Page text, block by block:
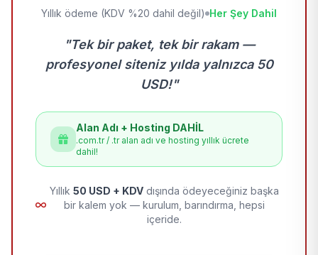
Yıllık ödeme (KDV %20 dahil değil) Her Şey Dahil
"Tek bir paket, tek bir rakam —
profesyonel siteniz yılda yalnızca 50
USD!"
Alan Adı + Hosting DAHİL
.com.tr / .tr alan adı ve hosting yıllık ücrete
dahil!
Yıllık 50 USD + KDV dışında ödeyeceğiniz başka
bir kalem yok — kurulum, barındırma, hepsi
içeride.